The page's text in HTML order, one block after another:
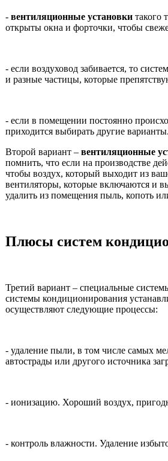
- вентиляционные установки такого
открыты окна и форточки, чтобы
- если воздуховод забивается, то
и разные частицы, которые
- если в помещении постоянно
приходится выбирать другие варианты.
Второй вариант – вентиляционные
помнить, что если на производстве
чтобы воздух, который выходит из
вентиляторы, которые включаются и
удалить из помещения пыль, копоть
Плюсы систем
Третий вариант – специальные
системы кондиционирования
осуществляют следующие процессы:
- удаление пыли, в том числе самых
автострады или другого источника
- ионизацию. Хороший воздух,
- контроль влажности. Удаление